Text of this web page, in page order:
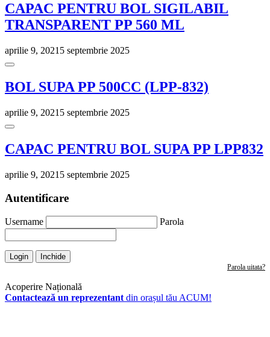
CAPAC PENTRU BOL SIGILABIL
TRANSPARENT PP 560 ML
aprilie 9, 2021 5 septembrie 2025
BOL SUPA PP 500CC (LPP-832)
aprilie 9, 2021 5 septembrie 2025
CAPAC PENTRU BOL SUPA PP LPP832
aprilie 9, 2021 5 septembrie 2025
Autentificare
Username Parola
Login Inchide
Parola uitata?
Acoperire Națională
Contactează un reprezentant din orașul tău ACUM!